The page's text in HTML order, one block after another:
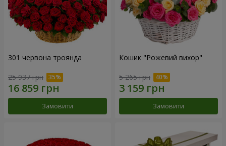
301 червона троянда
25 937 грн
Замовити
Кошик "Рожевий вихор"
5 265 грн
Замовити